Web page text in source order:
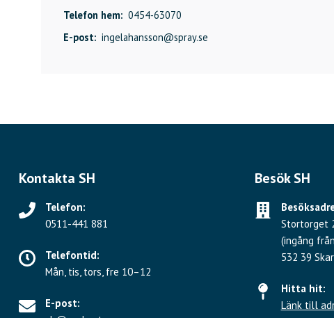
Telefon hem: 0454-63070
E-post: ingelahansson@spray.se
Kontakta SH
Telefon:
0511-441 881
Telefontid:
Mån, tis, tors, fre 10–12
E-post:
Besök SH
Stortorget
(ingång
532 39
Hitta hit:
Länk till